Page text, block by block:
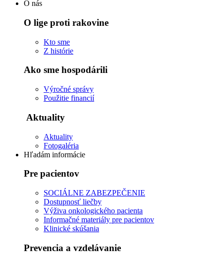
O nás
O lige proti rakovine
Kto sme
Z histórie
Ako sme hospodárili
Výročné správy
Použitie financií
Aktuality
Aktuality
Fotogaléria
Hľadám informácie
Pre pacientov
SOCIÁLNE ZABEZPEČENIE
Dostupnosť liečby
Výživa onkologického pacienta
Informačné materiály pre pacientov
Klinické skúšania
Prevencia a vzdelávanie